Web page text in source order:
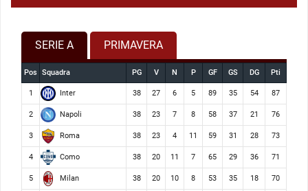
SERIE A PRIMAVERA
Pos Squadra PG V N P GF GS DG Pti
1 Inter 38 27 6 5 89 35 54 87
2 Napoli 38 23 7 8 58 37 21 76
3 Roma 38 23 4 11 59 31 28 73
4 Como 38 20 11 7 65 29 36 71
5 Milan 38 20 10 8 53 35 18 70